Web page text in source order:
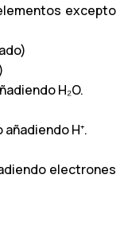
excepto
H₂O.
H⁺.
electrones